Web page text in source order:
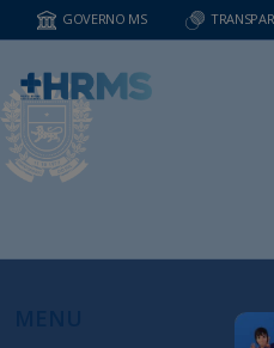
GOVERNO MS